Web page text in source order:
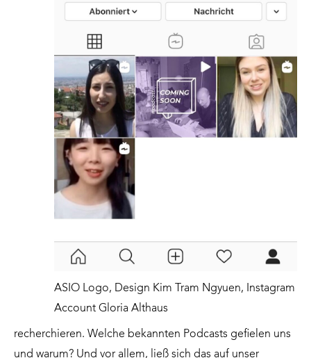
ASIO Logo, Design Kim Tram Ngyuen, Instagram
Account Gloria Althaus
recherchieren. Welche bekannten Podcasts gefielen uns
und warum? Und vor allem, ließ sich das auf unser